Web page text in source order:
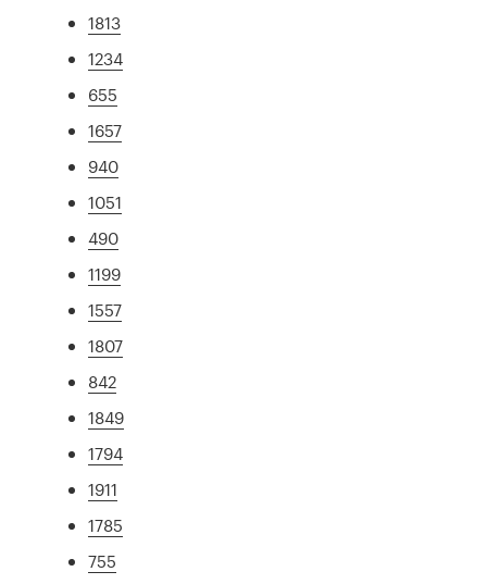
1813
1234
655
1657
940
1051
490
1199
1557
1807
842
1849
1794
1911
1785
755